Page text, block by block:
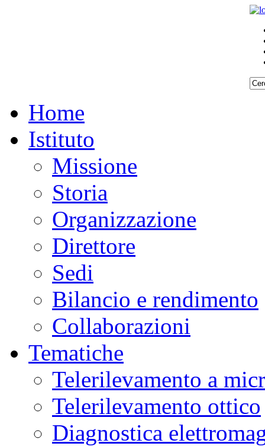
Home
Istituto
Missione
Storia
Organizzazione
Direttore
Sedi
Bilancio e rendimento
Collaborazioni
Tematiche
Telerilevamento a
Telerilevamento ottico
Diagnostica